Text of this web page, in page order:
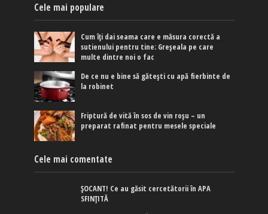
Cele mai populare
Cum îți dai seama care e măsura corectă a
sutienului pentru tine: Greșeala pe care
multe dintre noi o fac
De ce nu e bine să gătești cu apă fierbinte de
la robinet
Friptură de vită în sos de vin roșu – un
preparat rafinat pentru mesele speciale
Cele mai comentate
ȘOCANT! Ce au găsit cercetătorii în APA
SFINȚITĂ